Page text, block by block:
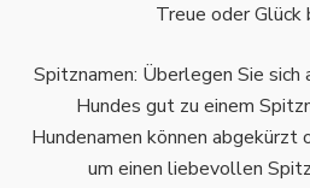
Treue oder Glück
Spitznamen: Überlegen Sie sich
Hundes gut zu einem
Hundenamen können
um einen liebevollen